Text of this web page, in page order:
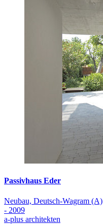
Passivhaus Eder
Neubau, Deutsch-Wagram (A)
- 2009
a-plus architekten